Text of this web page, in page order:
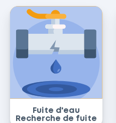
Fuite d'eau
Recherche de fuite